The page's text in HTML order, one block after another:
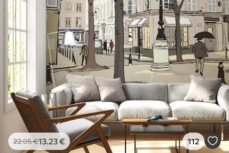
22.05€13 .23€ 112